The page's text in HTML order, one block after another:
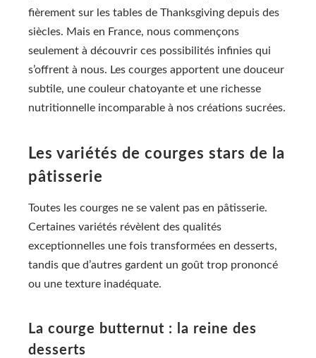
fièrement sur les tables de Thanksgiving depuis des
siècles. Mais en France, nous commençons
seulement à découvrir ces possibilités infinies qui
s’offrent à nous. Les courges apportent une douceur
subtile, une couleur chatoyante et une richesse
nutritionnelle incomparable à nos créations sucrées.
Les variétés de courges stars de la
pâtisserie
Toutes les courges ne se valent pas en pâtisserie.
Certaines variétés révèlent des qualités
exceptionnelles une fois transformées en desserts,
tandis que d’autres gardent un goût trop prononcé
ou une texture inadéquate.
La courge butternut : la reine des
desserts